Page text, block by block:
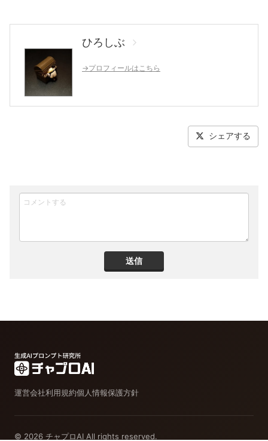
ひろしぶ
→プロフィールはこちら
シェアする
送信
運営会社利用規約個人情報保護方針
© 2026 チャプロAI All rights reserved.